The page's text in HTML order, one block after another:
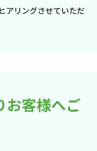
アリングさせていただ
お客様へご